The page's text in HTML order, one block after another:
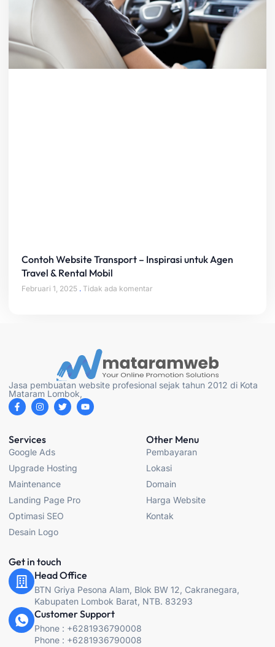
Contoh Website Transport – Inspirasi untuk Agen
Travel & Rental Mobil
Februari 1, 2025 Tidak ada komentar
Jasa pembuatan website profesional sejak tahun 2012 di Kota
Mataram Lombok,
F
a
c
b
o
o
-
I
n
s
a
g
r
m
T
w
i
Y
o
u
Services
Google Ads
Upgrade Hosting
Maintenance
Landing Page Pro
Optimasi SEO
Desain Logo
Other Menu
Pembayaran
Lokasi
Domain
Harga Website
Kontak
Get in touch
Head Office
BTN Griya Pesona Alam, Blok BW 12, Cakranegara,
Kabupaten Lombok Barat, NTB. 83293
Customer Support
Phone : +6281936790008
Phone : +6281936790008